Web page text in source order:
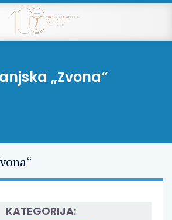
„Zvona“
KATEGORIJA: